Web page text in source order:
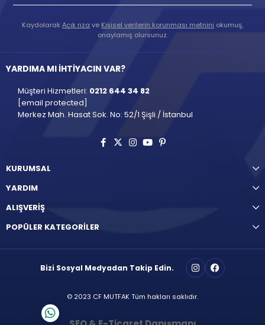
KaydolarakAçık rıza ve Kişisel verilerin korunması metnini okumuş,
onaylamış olursunuz.
YARDIMA MI İHTİYACIN VAR?
Müşteri Hizmetleri: 0212 644 34 82
[email protected]
Merkez Mah. Hasat Sok. No: 52/1 Şişli / İstanbul
KURUMSAL
YARDIM
ALIŞVERİŞ
POPÜLER KATEGORİLER
Bizi Sosyal Medyadan Takip Edin.
© 2023 CF MUTFAK Tüm hakları saklıdır.